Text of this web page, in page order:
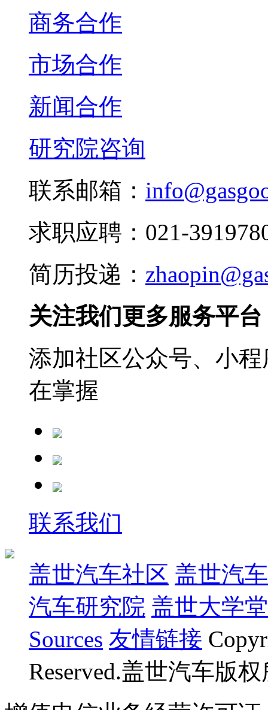
商务合作
市场合作
新闻合作
研究院咨询
联系邮箱：
求职应聘：021-
简历投递：
关注我们更多服务平台
添加社区公众号、小
在掌握
联系我们
盖世汽车社区 盖世汽
汽车研究院 盖世大学堂
Sources 友情链接
Reserved.盖世汽车版